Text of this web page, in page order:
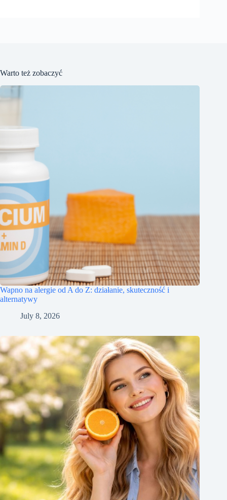
Warto też zobaczyć
Wapno na alergie od A do Z: działanie, skuteczność i
alternatywy
July 8, 2026